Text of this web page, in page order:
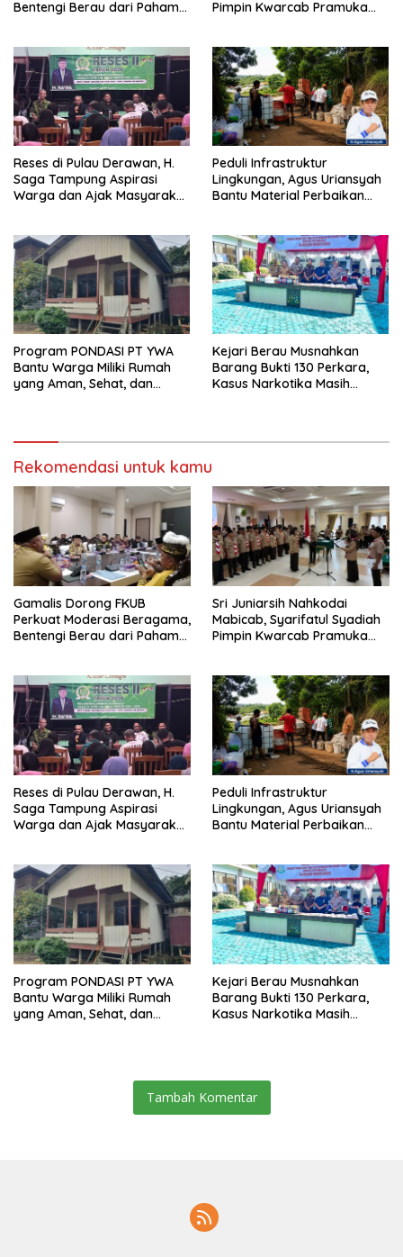
Bentengi Berau dari Paham
Pimpin Kwarcab Pramuka
Reses di Pulau Derawan, H.
Saga Tampung Aspirasi
Warga dan Ajak Masyarakat
Peduli Infrastruktur
Lingkungan, Agus Uriansyah
Bantu Material Perbaikan
Program PONDASI PT YWA
Bantu Warga Miliki Rumah
yang Aman, Sehat, dan
Kejari Berau Musnahkan
Barang Bukti 130 Perkara,
Kasus Narkotika Masih
Rekomendasi untuk kamu
Gamalis Dorong FKUB
Perkuat Moderasi Beragama,
Bentengi Berau dari Paham
Sri Juniarsih Nahkodai
Mabicab, Syarifatul Syadiah
Pimpin Kwarcab Pramuka
Reses di Pulau Derawan, H.
Saga Tampung Aspirasi
Warga dan Ajak Masyarakat
Peduli Infrastruktur
Lingkungan, Agus Uriansyah
Bantu Material Perbaikan
Program PONDASI PT YWA
Bantu Warga Miliki Rumah
yang Aman, Sehat, dan
Kejari Berau Musnahkan
Barang Bukti 130 Perkara,
Kasus Narkotika Masih
Tambah Komentar